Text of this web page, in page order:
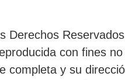
Derechos
con fines
completa y su